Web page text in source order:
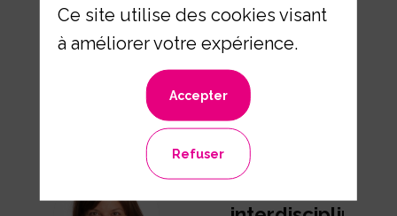
Université de
Montréal
Chercheuse
régulière,
Centre de
recherche
Ce site utilise des cookies visant
à améliorer votre expérience.
Accepter
Refuser